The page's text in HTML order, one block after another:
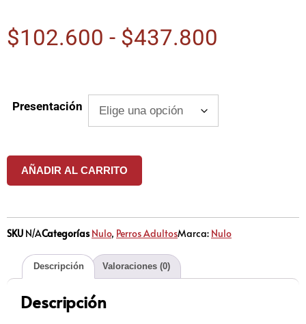
$102.600 - $437.800
Presentación
AÑADIR AL CARRITO
SKU N/ACategorías Nulo, Perros AdultosMarca: Nulo
Descripción Valoraciones (0)
Descripción